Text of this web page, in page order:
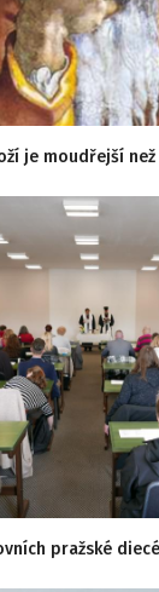
je moudřejší
pražské